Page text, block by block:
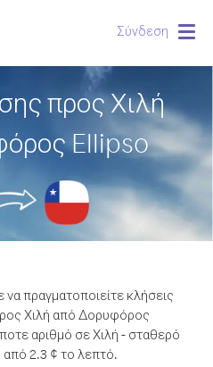
Σύνδεση
προς Χιλή
Ellipso
πραγματοποιείτε κλήσεις
Χιλή από Δορυφόρος
αριθμό σε Χιλή - σταθερό
από 2.3 ¢ το λεπτό.